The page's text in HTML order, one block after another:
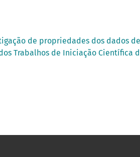
de propriedades dos dados
Trabalhos de Iniciação Científica